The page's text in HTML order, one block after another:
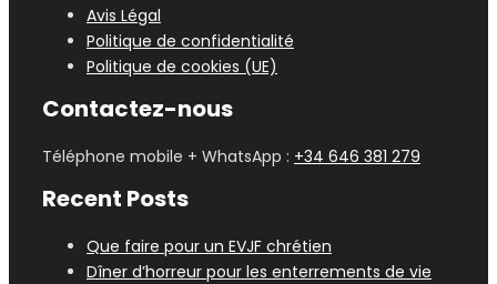
Avis Légal
Politique de confidentialité
Politique de cookies (UE)
Contactez-nous
Téléphone mobile + WhatsApp : +34 646 381 279
Recent Posts
Que faire pour un EVJF chrétien
Dîner d’horreur pour les enterrements de vie